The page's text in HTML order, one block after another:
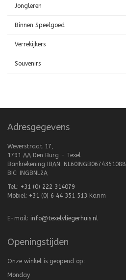
Jongleren
Binnen Speelgoed
Verrekijkers
Souvenirs
Adresgegevens
Weverstraat 17,
1791 AA Den Burg - Texel
Bankrekening IBAN: NL60INGB0674351088
BIC: INGBNL2A
Tel.: +31 (0) 222 314079
Mobiel: +31 (0) 6 44 351 513 Karim
E-mail: info@texelvliegerhuis.nl
Openingstijden
Onze winkel is geopend op:
Monday